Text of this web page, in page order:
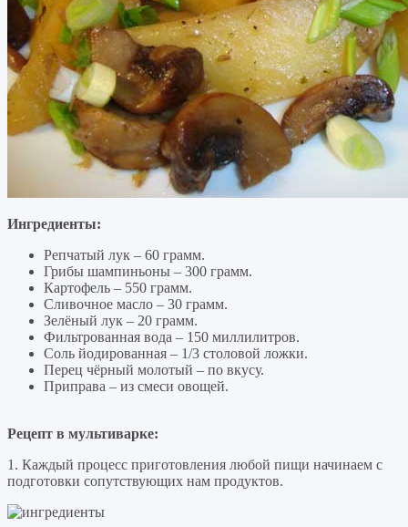
Ингредиенты:
Репчатый лук – 60 грамм.
Грибы шампиньоны – 300 грамм.
Картофель – 550 грамм.
Сливочное масло – 30 грамм.
Зелёный лук – 20 грамм.
Фильтрованная вода – 150 миллилитров.
Соль йодированная – 1/3 столовой ложки.
Перец чёрный молотый – по вкусу.
Приправа – из смеси овощей.
Рецепт в мультиварке:
1. Каждый процесс приготовления любой пищи начинаем с
подготовки сопутствующих нам продуктов.